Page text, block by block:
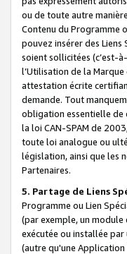
ou de toute autre
Contenu du Programme
pouvez insérer des Liens
soient sollicitées (c’est-
l’Utilisation de la
attestation écrite
demande. Tout
obligation essentielle de
la loi CAN-SPAM de
toute loi analogue ou
législation, ainsi que les
Partenaires.
5. Partage de Liens
Programme ou Lien
(par exemple, un
exécutée ou installée
(autre qu'une